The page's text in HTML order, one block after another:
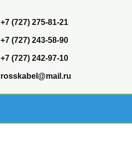
+7 (727) 275-81-21
+7 (727) 243-58-90
+7 (727) 242-97-10
rosskabel@mail.ru